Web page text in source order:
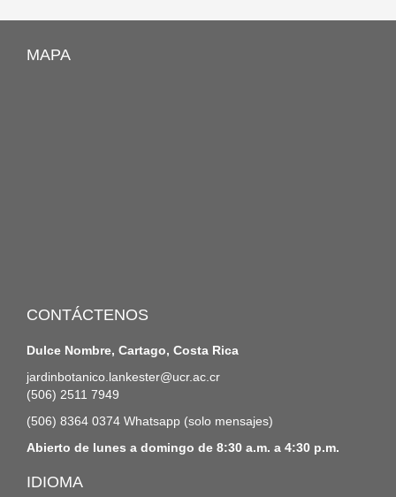
MAPA
CONTÁCTENOS
Dulce Nombre, Cartago, Costa Rica
jardinbotanico.lankester@ucr.ac.cr
(506) 2511 7949
(506) 8364 0374 Whatsapp (solo mensajes)
Abierto de lunes a domingo de 8:30 a.m. a 4:30 p.m.
IDIOMA